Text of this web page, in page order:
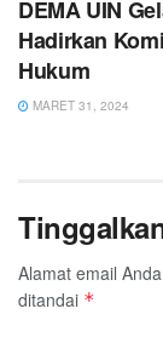
DEMA UIN
Hadirkan
Hukum
MARET 31, 2024
Alamat email
ditandai *